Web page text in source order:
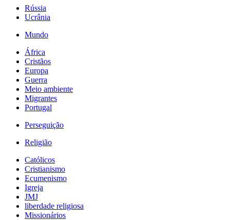
Rússia
Ucrânia
Mundo
África
Cristãos
Europa
Guerra
Meio ambiente
Migrantes
Portugal
Perseguição
Religião
Católicos
Cristianismo
Ecumenismo
Igreja
JMJ
liberdade religiosa
Missionários